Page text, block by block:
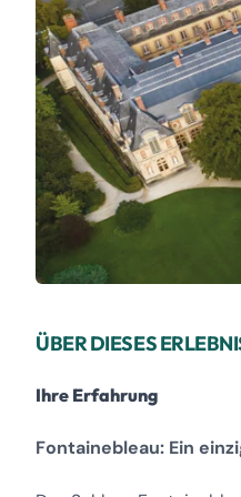
ÜBER DIESES
Ihre Erfahrung
Fontainebleau: Ein